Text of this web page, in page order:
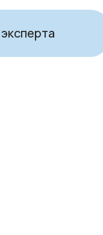
эксперта